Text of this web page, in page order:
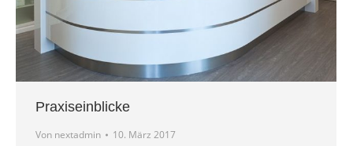
Praxiseinblicke
Von nextadmin 10. März 2017